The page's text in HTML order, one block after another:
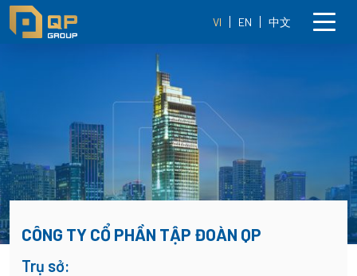
VI EN 中文
CÔNG TY CỔ PHẦN TẬP ĐOÀN QP
Trụ sở: